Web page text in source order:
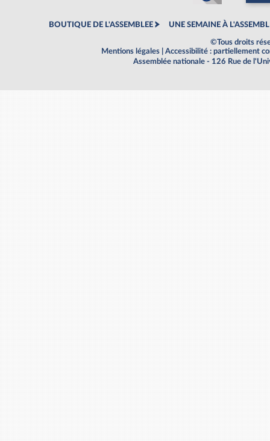
BOUTIQUE DE L'ASSEMBLEE UNE SEMAINE À
©Tous droits
Mentions légales
Accessibilité : partiellement
Assemblée nationale - 126 Rue de